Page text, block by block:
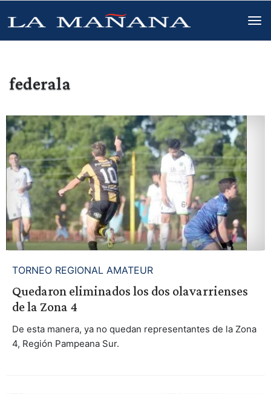
federala
TORNEO REGIONAL AMATEUR
Quedaron eliminados los dos olavarrienses
de la Zona 4
De esta manera, ya no quedan representantes de la Zona
4, Región Pampeana Sur.